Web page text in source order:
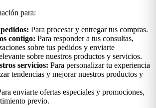
para:
Para procesar y entregar tus compras.
contigo: Para responder a tus consultas,
sobre tus pedidos y enviarte
sobre nuestros productos y servicios.
servicios: Para personalizar tu experiencia
tendencias y mejorar nuestros productos y
enviarte ofertas especiales y promociones,
previo.